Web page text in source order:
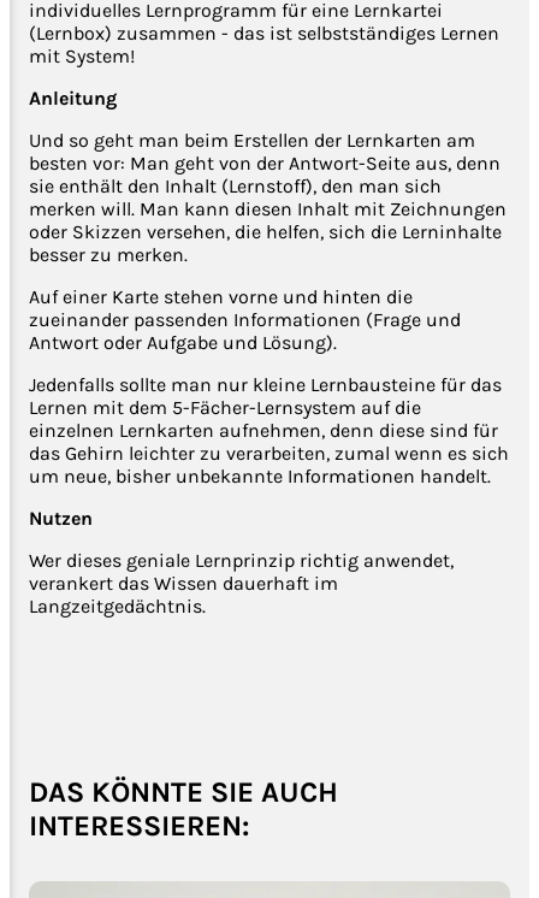
individuelles Lernprogramm für eine Lernkartei
(Lernbox) zusammen - das ist selbstständiges Lernen
mit System!
Anleitung
Und so geht man beim Erstellen der Lernkarten am
besten vor: Man geht von der Antwort-Seite aus, denn
sie enthält den Inhalt (Lernstoff), den man sich
merken will. Man kann diesen Inhalt mit Zeichnungen
oder Skizzen versehen, die helfen, sich die Lerninhalte
besser zu merken.
Auf einer Karte stehen vorne und hinten die
zueinander passenden Informationen (Frage und
Antwort oder Aufgabe und Lösung).
Jedenfalls sollte man nur kleine Lernbausteine für das
Lernen mit dem 5-Fächer-Lernsystem auf die
einzelnen Lernkarten aufnehmen, denn diese sind für
das Gehirn leichter zu verarbeiten, zumal wenn es sich
um neue, bisher unbekannte Informationen handelt.
Nutzen
Wer dieses geniale Lernprinzip richtig anwendet,
verankert das Wissen dauerhaft im
Langzeitgedächtnis.
DAS KÖNNTE SIE AUCH
INTERESSIEREN: